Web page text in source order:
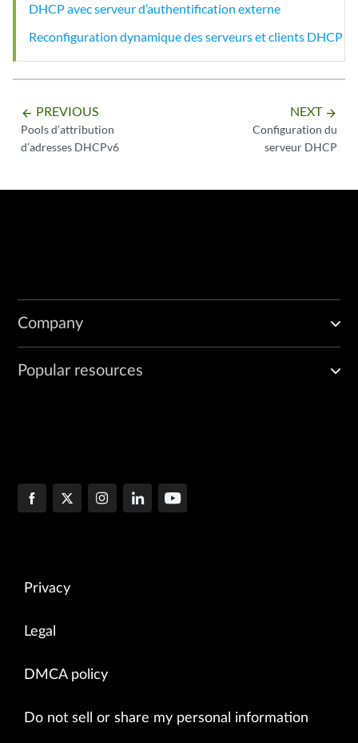
DHCP avec serveur d’authentification externe
Reconfiguration dynamique des serveurs et clients DHCP
arrow_backward PREVIOUS
Pools d’attribution
d’adresses DHCPv6
NEXT arrow_forward
Configuration du
serveur DHCP
Company
Popular resources
Privacy
Legal
DMCA policy
Do not sell or share my personal information